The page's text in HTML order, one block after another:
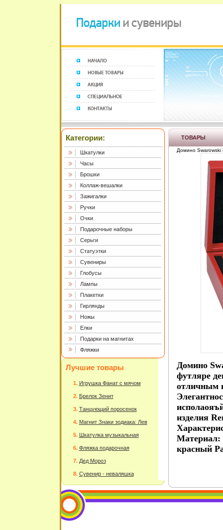
Категории:
Шкатулки
Часы
Брошки
Коллаж-вешалки
Зажигалки
Ручки
Очки
Подарочные наборы
Серьги
Статуэтки
Сувениры
Глобусы
Лампы
Плакетки
Гирлянды
Ножы
Елки
Подарки на магнитах
Фляжки
Лучшие товары
Игрушка Фанат с мячом
Брелок Зенит
Танцующий поросенок
Магнит Знаки зодиака: Лев
Шкатулка музыкальная
Фляжка подарочная
Дед Мороз
Сувенир - неваляшка
ТОВАРЫ
Домино Swarowski
Домино
футляре
отличным
изделия
Материал:
красный